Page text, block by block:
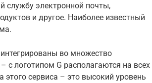
службу электронной почты,
и другое. Наиболее известный
во множество
логотипом G располагаются на всех
этого сервиса – это высокий уровень